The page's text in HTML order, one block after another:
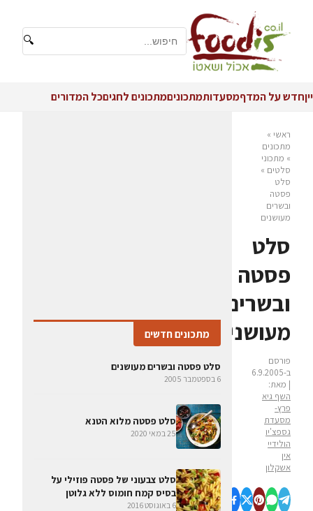
🔍
ייןחדש על המדףמסעדותמתכוניםמתכונים לחגיםכל המדורים
ראשי »
מתכונים
» מתכוני
סלטים »
סלט
פסטה
ובשרים
מעושנים
סלט
פסטה
ובשרים
מעושנים
פורסם
ב-6.9.2005
| מאת:
השף גיא
פרץ-
מסעדת
גספצ'יו
הולידיי
אין
אשקלון
מתכונים חדשים
סלט פסטה ובשרים מעושנים
6 בספטמבר 2005
סלט פסטה מלוא הטנא
25 במאי 2020
סלט צבעוני של פסטה פוזילי על
בסיס קמח חומוס ללא גלוטן
6 באוגוסט 2016